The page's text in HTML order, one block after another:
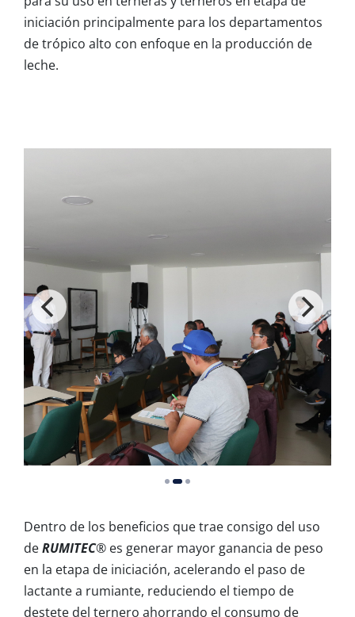
iniciación principalmente para los departamentos
de trópico alto con enfoque en la producción de
leche.
Dentro de los beneficios que trae consigo del uso
deRUMITEC® es generar mayor ganancia de peso
en la etapa de iniciación, acelerando el paso de
lactante a rumiante, reduciendo el tiempo de
destete del ternero ahorrando el consumo de